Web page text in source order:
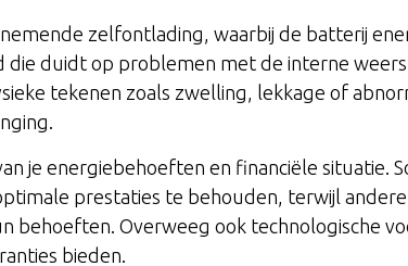
zelfontlading, waarbij de batterij
die duidt op problemen met de interne
tekenen zoals zwelling, lekkage of
je energiebehoeften en financiële situatie.
prestaties te behouden, terwijl
behoeften. Overweeg ook technologische
bieden.